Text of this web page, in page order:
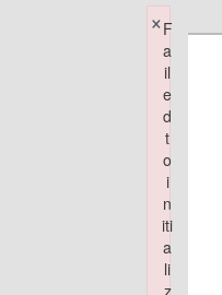
F
a
il
e
d
t
o
i
n
iti
a
li
z
×